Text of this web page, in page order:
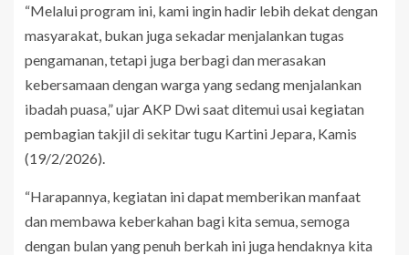
“Melalui program ini, kami ingin hadir lebih dekat dengan
masyarakat, bukan juga sekadar menjalankan tugas
pengamanan, tetapi juga berbagi dan merasakan
kebersamaan dengan warga yang sedang menjalankan
ibadah puasa,” ujar AKP Dwi saat ditemui usai kegiatan
pembagian takjil di sekitar tugu Kartini Jepara, Kamis
(19/2/2026).
“Harapannya, kegiatan ini dapat memberikan manfaat
dan membawa keberkahan bagi kita semua, semoga
dengan bulan yang penuh berkah ini juga hendaknya kita